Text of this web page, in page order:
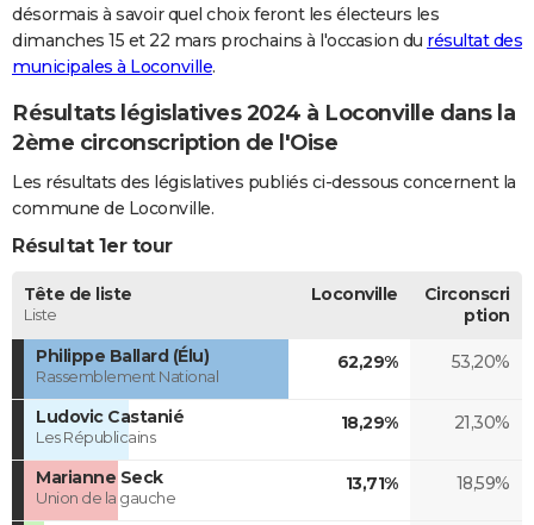
FORUM
Bricolage
Lifestyle
Culture
Sport
Auto
Television
Voyage
Cinema
désormais à savoir quel choix feront les électeurs les
dimanches 15 et 22 mars prochains à l'occasion du résultat des
municipales à Loconville.
Résultats législatives 2024 à Loconville dans la
2ème circonscription de l'Oise
Les résultats des législatives publiés ci-dessous concernent la
commune de Loconville.
Résultat 1er tour
Tête de liste
Liste
Loconville
Circonscri
ption
Philippe Ballard (Élu)
Rassemblement National
62,29% 53,20%
Ludovic Castanié
Les Républicains
18,29% 21,30%
Marianne Seck
Union de la gauche
13,71% 18,59%